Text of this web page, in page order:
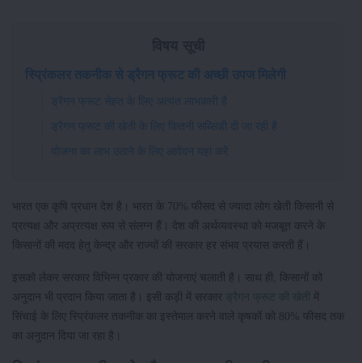
स्प्रिंकलर तकनीक से ड्रैगन फ्रूट की अच्छी उपज मिलेगी
ड्रैगन फ्रूट सेहत के लिए अत्यंत लाभकारी है
ड्रैगन फ्रूट की खेती के लिए कितनी सब्सिडी दी जा रही है
योजना का लाभ उठाने के लिए आवेदन यहां करें
भारत एक कृषि प्रधान देश है। भारत के 70% फीसद से ज्यादा लोग खेती किसानी से
प्रत्यक्ष और अप्रत्यक्ष रूप से संलग्न हैं। देश की अर्थव्यवस्था को मजबूत करने के
किसानों की मदद हेतु केन्द्र और राज्यों की सरकार हर संभव प्रयास करती हैं।
इसको लेकर सरकार विभिन्न प्रकार की योजनाएं चलाती है। साथ ही, किसानों को
अनुदान भी प्रदान किया जाता है। इसी कड़ी में सरकार ड्रैगन फ्रूट की खेती
में
सिंचाई के लिए स्प्रिंकलर तकनीक का इस्तेमाल करने वाले कृषकों को 80% फीसद तक
का अनुदान दिया जा रहा है।